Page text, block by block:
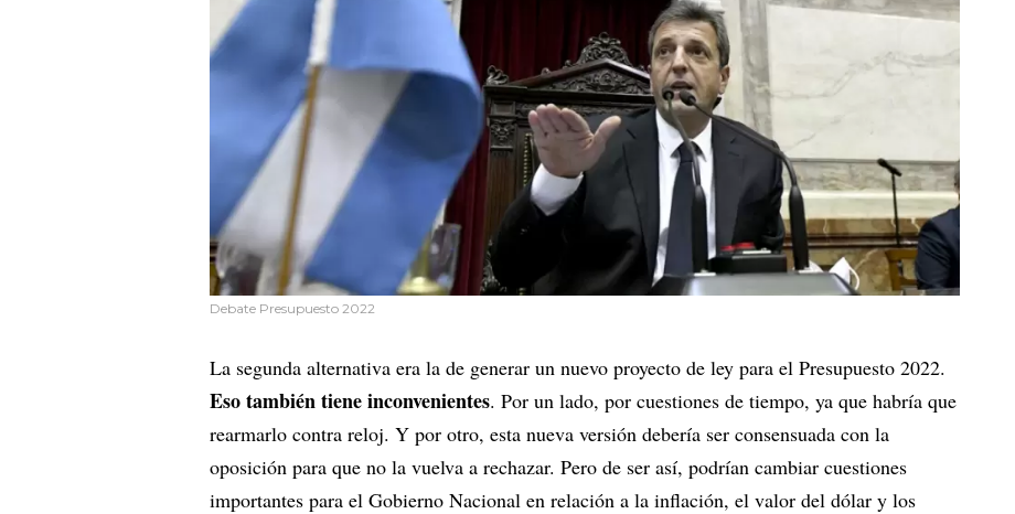
Debate Presupuesto 2022
La segunda alternativa era la de generar un nuevo proyecto de ley para el Presupuesto 2022.
Eso también tiene inconvenientes. Por un lado, por cuestiones de tiempo, ya que habría que
rearmarlo contra reloj. Y por otro, esta nueva versión debería ser consensuada con la
oposición para que no la vuelva a rechazar. Pero de ser así, podrían cambiar cuestiones
importantes para el Gobierno Nacional en relación a la inflación, el valor del dólar y los